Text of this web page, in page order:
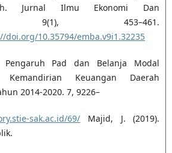
Jurnal Ilmu Ekonomi Dan
9(1), 453–461.
10.35794/emba.v9i1.32235
Pengaruh Pad dan Belanja Modal
Keuangan Daerah
2014-2020. 7, 9226–
sak.ac.id/69/ Majid, J. (2019).